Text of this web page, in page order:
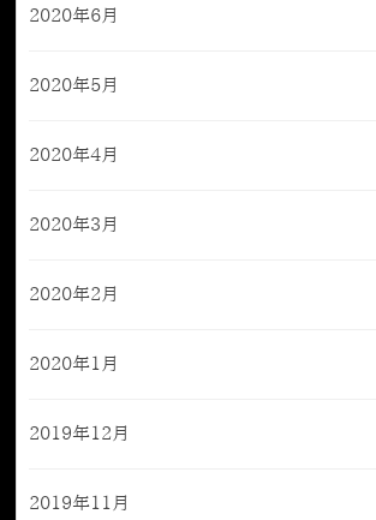
2020年6月
2020年5月
2020年4月
2020年3月
2020年2月
2020年1月
2019年12月
2019年11月